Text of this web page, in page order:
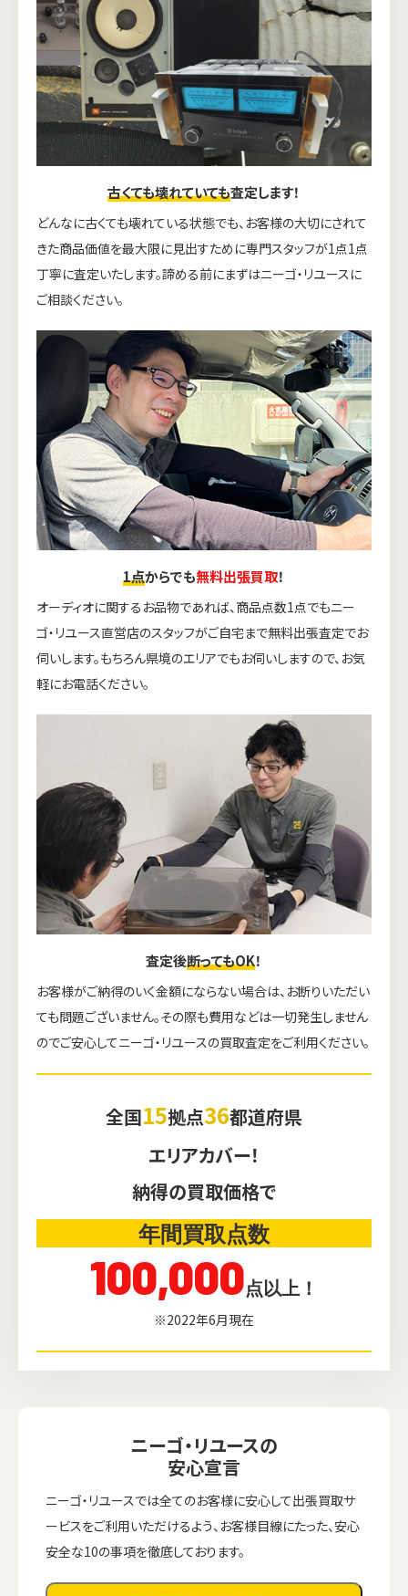
古くても壊れていても査定します！
どんなに古くても壊れている状態でも、お客様の大切にされて
きた商品価値を最大限に見出すために専門スタッフが1点1点
丁寧に査定いたします。諦める前にまずはニーゴ・リユースに
ご相談ください。
1点からでも無料出張買取！
オーディオに関するお品物であれば、商品点数1点でもニー
ゴ・リユース直営店のスタッフがご自宅まで無料出張査定でお
伺いします。もちろん県境のエリアでもお伺いしますので、お気
軽にお電話ください。
査定後断ってもOK！
お客様がご納得のいく金額にならない場合は、お断りいただい
ても問題ございません。その際も費用などは一切発生しません
のでご安心してニーゴ・リユースの買取査定をご利用ください。
全国15拠点36都道府県
エリアカバー！
納得の買取価格で
年間買取点数
100,000点以上！
※2022年6月現在
ニーゴ・リユースの
安心宣言
ニーゴ・リユースでは全てのお客様に安心して出張買取サ
ービスをご利用いただけるよう、お客様目線にたった、安心
安全な10の事項を徹底しております。